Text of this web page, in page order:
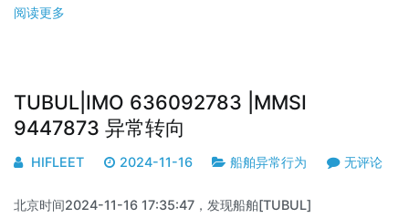
阅读更多
TUBUL|IMO 636092783 |MMSI
9447873 异常转向
HIFLEET 2024-11-16 船舶异常行为 无评论
北京时间2024-11-16 17:35:47，发现船舶[TUBUL]